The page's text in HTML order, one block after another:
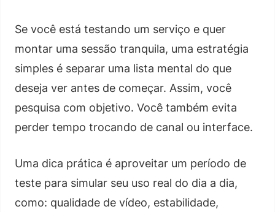
Se você está testando um serviço e quer
montar uma sessão tranquila, uma estratégia
simples é separar uma lista mental do que
deseja ver antes de começar. Assim, você
pesquisa com objetivo. Você também evita
perder tempo trocando de canal ou interface.
Uma dica prática é aproveitar um período de
teste para simular seu uso real do dia a dia,
como: qualidade de vídeo, estabilidade,